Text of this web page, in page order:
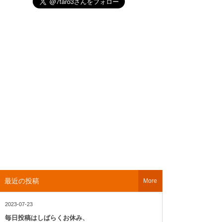
最近の投稿
2023-07-23
毎日投稿はしばらくお休み、
More